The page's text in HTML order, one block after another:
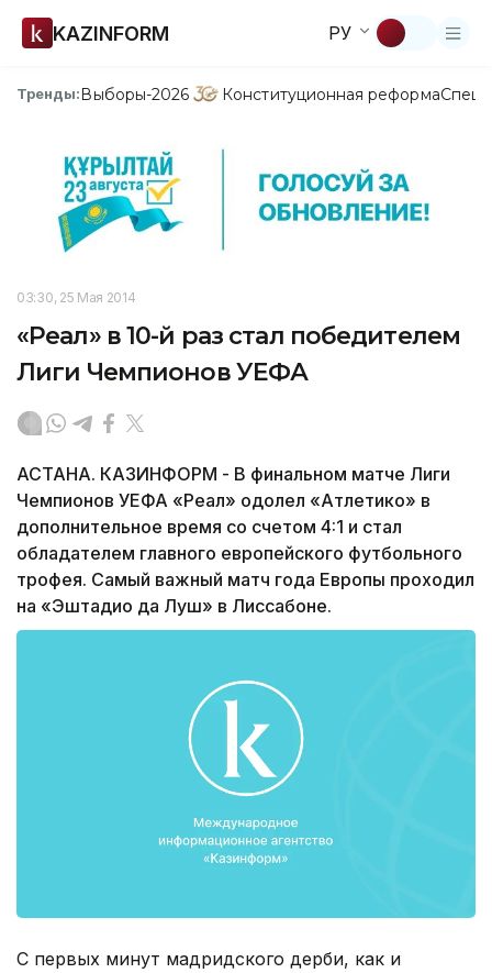
KAZINFORM РУ
Тренды:Выборы-2026 Конституционная реформа
03:30, 25 Мая 2014
«Реал» в 10-й раз стал победителем
Лиги Чемпионов УЕФА
АСТАНА. КАЗИНФОРМ - В финальном матче Лиги
Чемпионов УЕФА «Реал» одолел «Атлетико» в
дополнительное время со счетом 4:1 и стал
обладателем главного европейского футбольного
трофея. Самый важный матч года Европы проходил
на «Эштадио да Луш» в Лиссабоне.
С первых минут мадридского дерби, как и